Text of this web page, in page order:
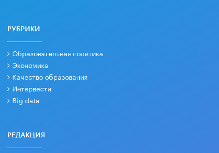
РУБРИКИ
Образовательная политика
Экономика
Качество образования
Интервести
Big data
РЕДАКЦИЯ